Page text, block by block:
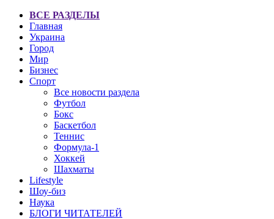
ВСЕ РАЗДЕЛЫ
Главная
Украина
Город
Мир
Бизнес
Спорт
Все новости раздела
Футбол
Бокс
Баскетбол
Теннис
Формула-1
Хоккей
Шахматы
Lifestyle
Шоу-биз
Наука
БЛОГИ ЧИТАТЕЛЕЙ